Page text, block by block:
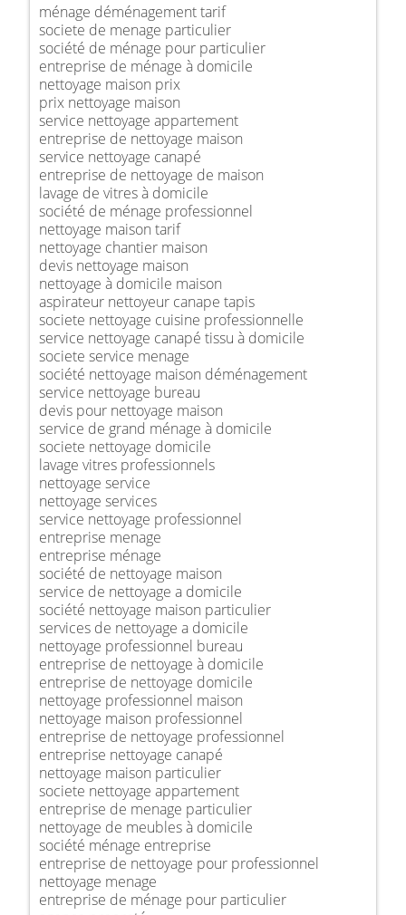
ménage déménagement tarif
societe de menage particulier
société de ménage pour particulier
entreprise de ménage à domicile
nettoyage maison prix
prix nettoyage maison
service nettoyage appartement
entreprise de nettoyage maison
service nettoyage canapé
entreprise de nettoyage de maison
lavage de vitres à domicile
société de ménage professionnel
nettoyage maison tarif
nettoyage chantier maison
devis nettoyage maison
nettoyage à domicile maison
aspirateur nettoyeur canape tapis
societe nettoyage cuisine professionnelle
service nettoyage canapé tissu à domicile
societe service menage
société nettoyage maison déménagement
service nettoyage bureau
devis pour nettoyage maison
service de grand ménage à domicile
societe nettoyage domicile
lavage vitres professionnels
nettoyage service
nettoyage services
service nettoyage professionnel
entreprise menage
entreprise ménage
société de nettoyage maison
service de nettoyage a domicile
société nettoyage maison particulier
services de nettoyage a domicile
nettoyage professionnel bureau
entreprise de nettoyage à domicile
entreprise de nettoyage domicile
nettoyage professionnel maison
nettoyage maison professionnel
entreprise de nettoyage professionnel
entreprise nettoyage canapé
nettoyage maison particulier
societe nettoyage appartement
entreprise de menage particulier
nettoyage de meubles à domicile
société ménage entreprise
entreprise de nettoyage pour professionnel
nettoyage menage
entreprise de ménage pour particulier